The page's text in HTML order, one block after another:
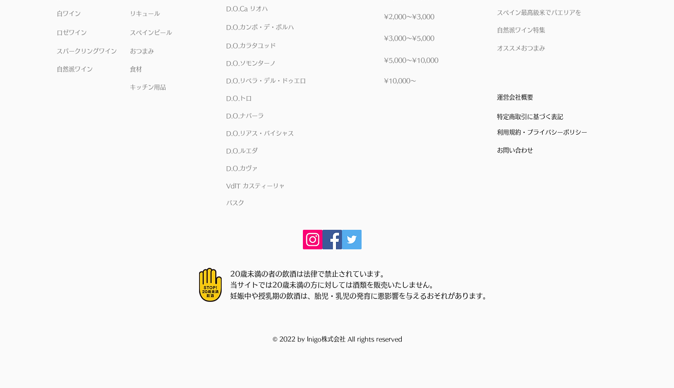
白ワイン リキュール
ロゼワイン スペインビール
スパークリングワイン おつまみ
自然派ワイン 食材
キッチン用品
D.O.Ca リオハ
D.O.カンポ・デ・ボルハ
D.O.カラタユッド
​¥2,000～¥3,000
​¥3,000～¥5,000
D.O.ソモンターノ ​¥5,000～¥10,000
D.O.リベラ・デル・ドゥエロ ​¥10,000～
D.O.トロ
D.O.ナバーラ
スペイン最高級米でパエリアを
自然派ワイン特集
オススメおつまみ
特定商取引に基づく表記
D.O.リアス・バイシャス
D.O.ルエダ
D.O.カヴァ
VdIT カスティーリャ
バスク
20歳未満の者の飲酒は法律で禁止されています。
当サイトでは20歳未満の方に対しては酒類を販売いたしません。
妊娠中や授乳期の飲酒は、胎児・乳児の発育に悪影響を与えるおそれがあります。
© 2022 by Inigo株式会社 All rights reserved
運営会社概要
お問い合わせ
利用規約・プライバシーポリシー